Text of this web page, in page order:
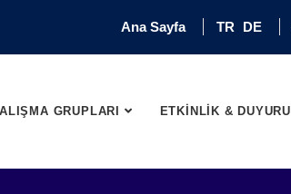
Ana Sayfa TR DE
GRUPLARI ETKİNLİK & DUYURU